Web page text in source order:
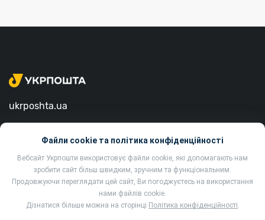
Файли cookie та політика конфіденційності
Вебсайт Укрпошти використовує файли cookie, які допомагають нам
зробити сайт більш швидким, зручним та функціональним.
Продовжуючи переглядати цей сайт, Ви погоджуєтесь на використання
нами файлів cookie.
Дізнатися більше можна на сторінці Політика конфіденційності.
ukrposhta.ua
01001, Україна